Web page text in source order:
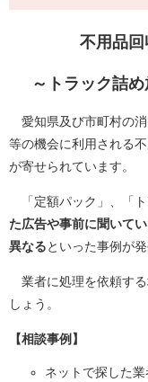
不用品回
～トラック詰
愛知県及び市町村の
等の機会に利用される
が寄せられています。
「定額パック」、「ト
た広告や事前に聞いて
異なるといった事例が
業者に処理を依頼する
しょう。
【相談事例】
ネットで探した